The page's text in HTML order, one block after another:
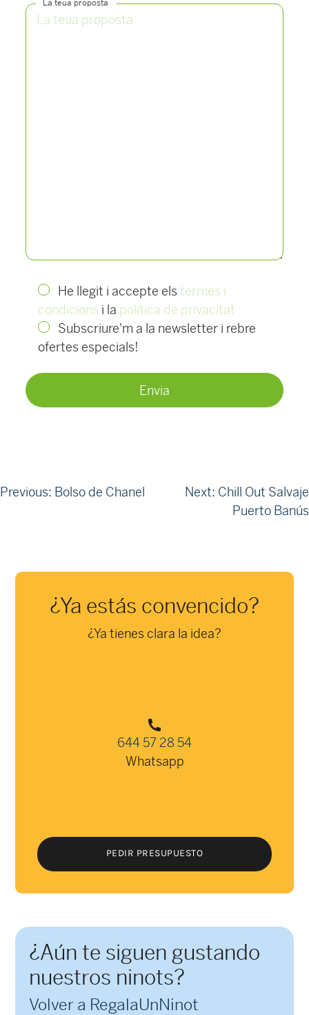
La teua proposta
He llegit i accepte elstermes i
condicions i la política de privacitat
Subscriure'm a la newsletter i rebre
ofertes especials!
Navegació
Previous: Bolso de Chanel Next: Chill Out Salvaje
Puerto Banús
¿Ya estás convencido?
¿Ya tienes clara la idea?
644 57 28 54
Whatsapp
PEDIR PRESUPUESTO
PEDIR PRESUPUESTO
¿Aún te siguen gustando
nuestros ninots?
Volver a RegalaUnNinot